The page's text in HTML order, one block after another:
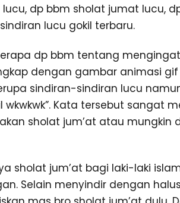
dp bbm sholat jumat lucu,
lucu gokil terbaru.
dp bbm tentang
dengan gambar animasi
sindiran-sindiran lucu
wkwkwk”. Kata tersebut sangat
sholat jum’at atau mungkin
sholat jum’at bagi laki-laki
Selain menyindir dengan